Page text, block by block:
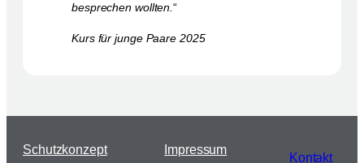
besprechen wollten.“
Kurs für junge Paare 2025
Schutzkonzept
Impressum
Kontakt